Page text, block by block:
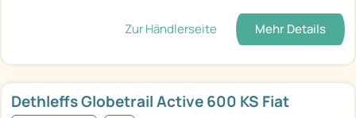
Zur Händlerseite Mehr Details
Dethleffs Globetrail Active 600 KS Fiat